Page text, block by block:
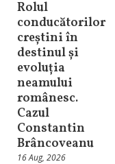
Rolul
conducătorilor
creștini în
destinul și
evoluția
neamului
românesc.
Cazul
Constantin
Brâncoveanu
16 Aug, 2026